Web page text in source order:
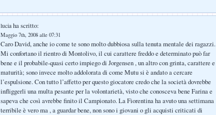
lucia ha scritto:
Maggio 7th, 2008 alle 07:31
Caro David, anche io come te sono molto dubbiosa sulla tenuta mentale dei ragazzi.
Mi confortano il rientro di Montolivo, il cui carattere freddo e determinato può far
bene e il probabile-quasi certo impiego di Jorgensen , un altro con grinta, carattere e
maturità; sono invece molto addolorata di come Mutu si è andato a cercare
l’espulsione. Con tutto l’affetto per questo giocatore credo che la società dovrebbe
infliggerli una multa pesante per la volontarietà, visto che conosceva bene Farina e
sapeva che così avrebbe finito il Campionato. La Fiorentina ha avuto una settimana
terribile è vero ma , a guardar bene, non sono i giovani o gli acquisti criticati di